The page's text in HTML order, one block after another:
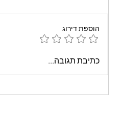
עוגת שוקולד קלה וממכרת
הוספת דירוג
כתיבת תגובה...